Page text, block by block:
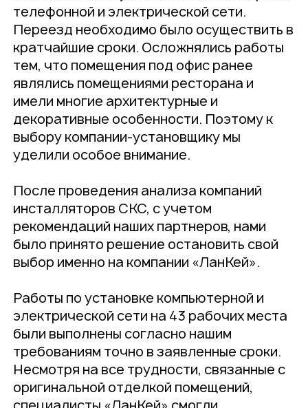
телефонной и электрической сети.
Переезд необходимо было осуществить в
кратчайшие сроки. Осложнялись работы
тем, что помещения под офис ранее
являлись помещениями ресторана и
имели многие архитектурные и
декоративные особенности. Поэтому к
выбору компании-установщику мы
уделили особое внимание.
После проведения анализа компаний
инсталляторов СКС, с учетом
рекомендаций наших партнеров, нами
было принято решение остановить свой
выбор именно на компании «ЛанКей».
Работы по установке компьютерной и
электрической сети на 43 рабочих места
были выполнены согласно нашим
требованиям точно в заявленные сроки.
Несмотря на все трудности, связанные с
оригинальной отделкой помещений,